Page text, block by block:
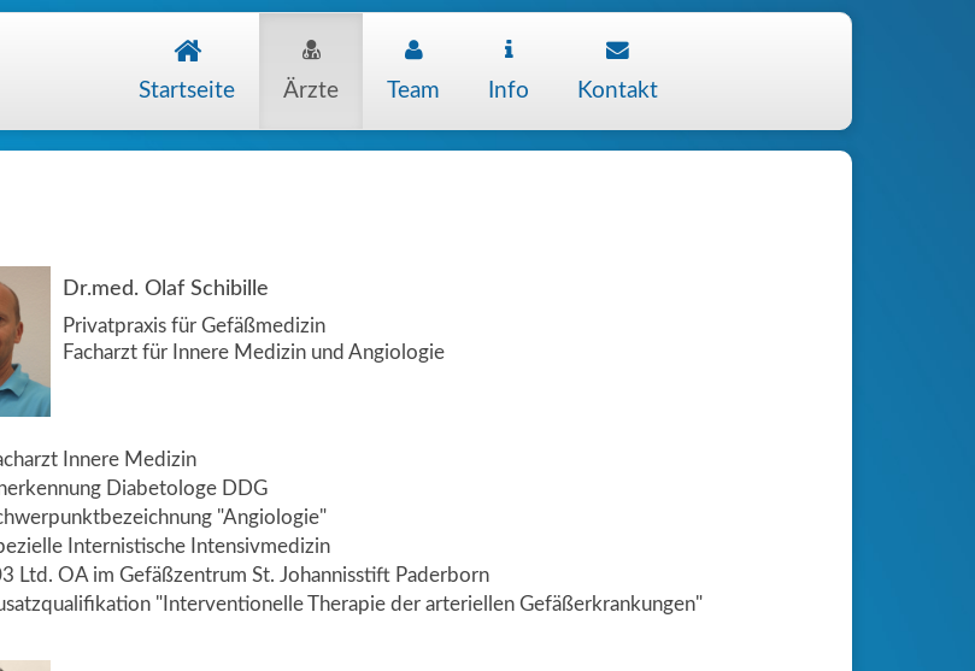
Startseite Ärzte Team Info Kontakt
Dr.med. Olaf Schibille
Privatpraxis für Gefäßmedizin
Facharzt für Innere Medizin und Angiologie
Innere Medizin
Diabetologe DDG
"Angiologie"
Internistische Intensivmedizin
Ltd. OA im Gefäßzentrum St. Johannisstift Paderborn
"Interventionelle Therapie der arteriellen Gefäßerkrankungen"